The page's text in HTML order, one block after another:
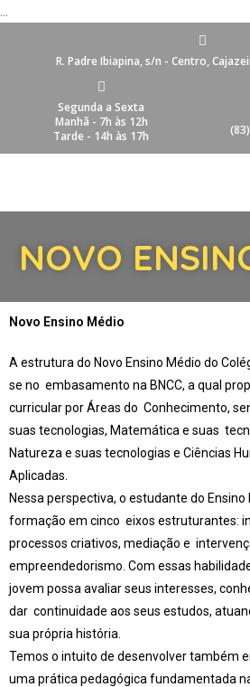
...
R. Padre Ibiapina, s/n - Centro,
Segunda a Sexta
Manhã - 7h às 12h
Tarde - 14h às 17h
NOVO
Novo Ensino Médio
A estrutura do Novo Ensino Médio do
se no embasamento na BNCC, a qual
curricular por Áreas do Conhecimento,
suas tecnologias, Matemática e suas
Natureza e suas tecnologias e Ciências
Aplicadas.
Nessa perspectiva, o estudante do
formação em cinco eixos estruturantes:
processos criativos, mediação e
empreendedorismo. Com essas
jovem possa avaliar seus interesses,
dar continuidade aos seus estudos,
sua própria história.
Temos o intuito de desenvolver também
uma prática pedagógica fundamentada